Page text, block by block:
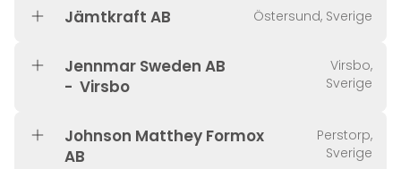
Jämtkraft AB Östersund, Sverige
Jennmar Sweden AB
- Virsbo
Virsbo,
Sverige
Johnson Matthey Formox
AB
Perstorp,
Sverige